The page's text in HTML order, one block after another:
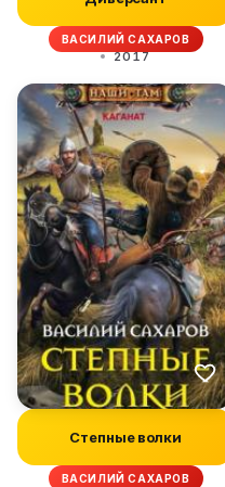
ВАСИЛИЙ САХАРОВ
2017
Степные волки
ВАСИЛИЙ САХАРОВ